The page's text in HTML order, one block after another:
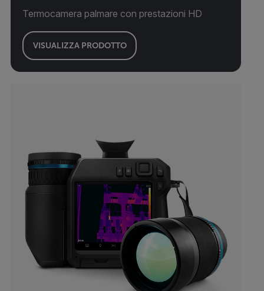
Termocamera palmare con prestazioni HD
VISUALIZZA PRODOTTO